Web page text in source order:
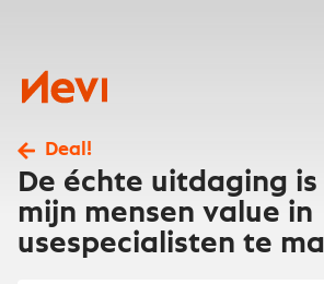
Nevi
Deal!
De échte uitdaging
mijn mensen value in
usespecialisten te